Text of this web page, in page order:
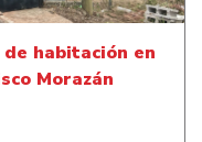
habitación en
Morazán